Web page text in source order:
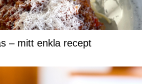
– mitt enkla recept